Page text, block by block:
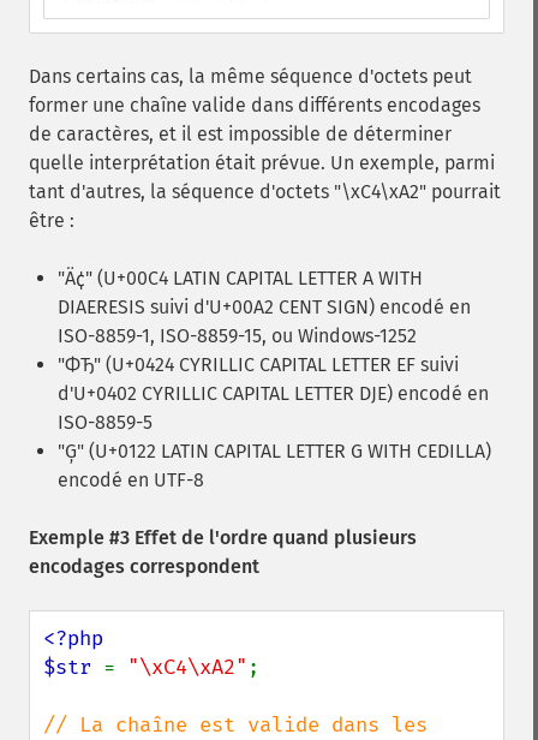
Dans certains cas, la même séquence d'octets peut
former une chaîne valide dans différents encodages
de caractères, et il est impossible de déterminer
quelle interprétation était prévue. Un exemple, parmi
tant d'autres, la séquence d'octets "\xC4\xA2" pourrait
être :
"Ä¢" (U+00C4 LATIN CAPITAL LETTER A WITH
DIAERESIS suivi d'U+00A2 CENT SIGN) encodé en
ISO-8859-1, ISO-8859-15, ou Windows-1252
"ФЂ" (U+0424 CYRILLIC CAPITAL LETTER EF suivi
d'U+0402 CYRILLIC CAPITAL LETTER DJE) encodé en
ISO-8859-5
"Ģ" (U+0122 LATIN CAPITAL LETTER G WITH CEDILLA)
encodé en UTF-8
Exemple #3 Effet de l'ordre quand plusieurs
encodages correspondent
<?php
$str = "\xC4\xA2" ;
// La chaîne est valide dans les